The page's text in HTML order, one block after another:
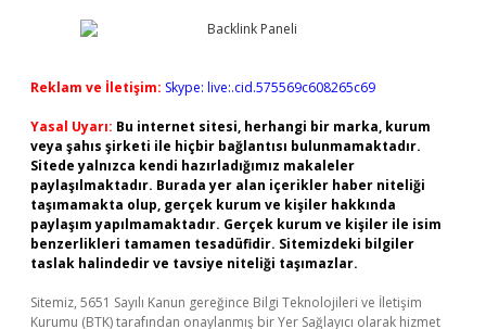
Reklam ve İletişim: Skype: live:.cid.575569c608265c69
Yasal Uyarı: Bu internet sitesi, herhangi bir marka, kurum
veya şahıs şirketi ile hiçbir bağlantısı bulunmamaktadır.
Sitede yalnızca kendi hazırladığımız makaleler
paylaşılmaktadır. Burada yer alan içerikler haber niteliği
taşımamakta olup, gerçek kurum ve kişiler hakkında
paylaşım yapılmamaktadır. Gerçek kurum ve kişiler ile isim
benzerlikleri tamamen tesadüfidir. Sitemizdeki bilgiler
taslak halindedir ve tavsiye niteliği taşımazlar.
Sitemiz, 5651 Sayılı Kanun gereğince Bilgi Teknolojileri ve İletişim
Kurumu (BTK) tarafından onaylanmış bir Yer Sağlayıcı olarak hizmet